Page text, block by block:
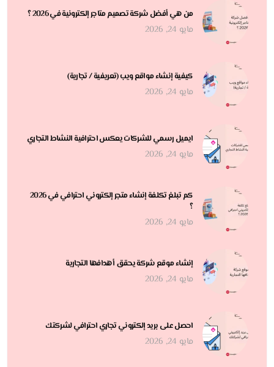
من هي أفضل شركة تصميم متاجر إلكترونية في 2026 ؟
مايو 24, 2026
كيفية إنشاء مواقع ويب (تعريفية / تجارية)
مايو 24, 2026
ايميل رسمي للشركات يعكس احترافية النشاط التجاري
مايو 24, 2026
كم تبلغ تكلفة إنشاء متجر إلكتروني احترافي في 2026
؟
مايو 24, 2026
إنشاء موقع شركة يحقق أهدافها التجارية
مايو 24, 2026
احصل على بريد إلكتروني تجاري احترافي لشركتك
مايو 24, 2026